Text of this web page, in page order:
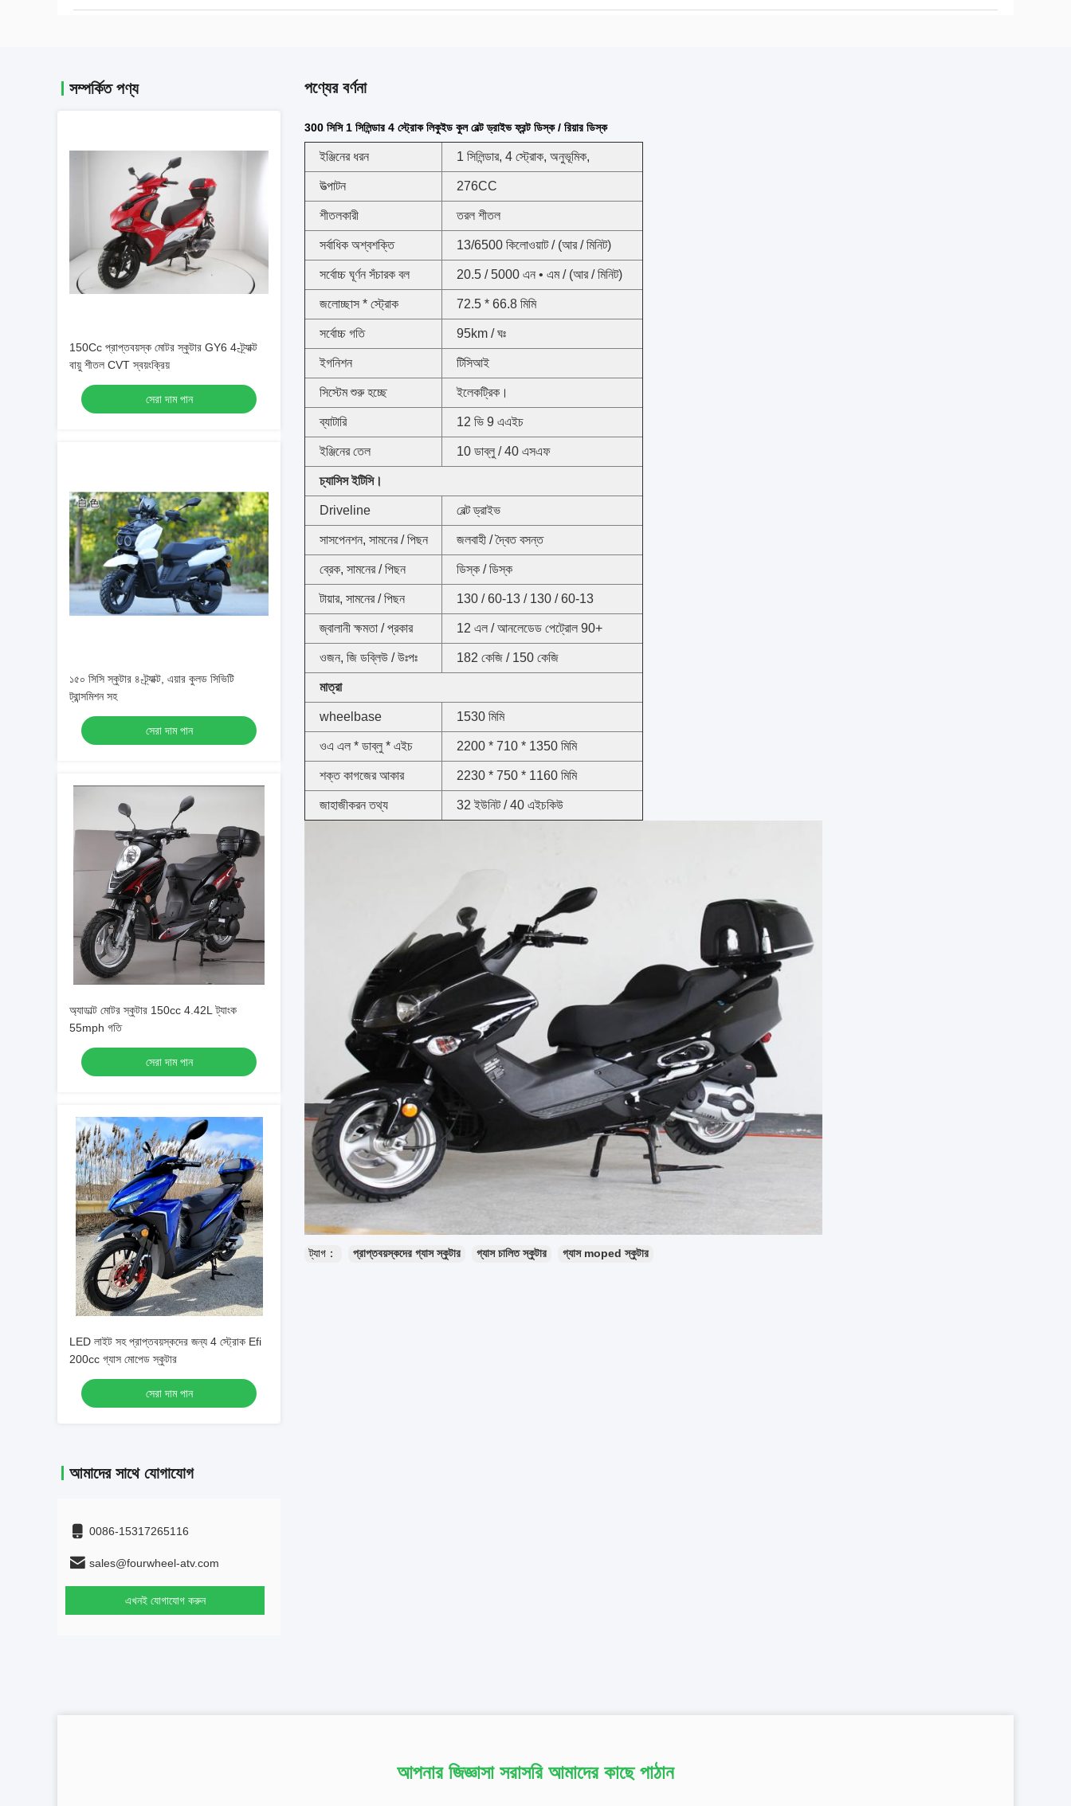
সম্পর্কিত পণ্য
150Cc প্রাপ্তবয়স্ক মোটর স্কুটার GY6 4-ট্র্যাক্ট
বায়ু শীতল CVT স্বয়ংক্রিয়
সেরা দাম পান
১৫০ সিসি স্কুটার ৪-ট্র্যাক্ট, এয়ার কুলড সিভিটি
ট্রান্সমিশন সহ
সেরা দাম পান
অ্যাডাল্ট মোটর স্কুটার 150cc 4.42L ট্যাংক
55mph গতি
সেরা দাম পান
LED লাইট সহ প্রাপ্তবয়স্কদের জন্য 4 স্ট্রোক Efi
200cc গ্যাস মোপেড স্কুটার
সেরা দাম পান
আমাদের সাথে যোগাযোগ
0086-15317265116
sales@fourwheel-atv.com
এখনই যোগাযোগ করুন
পণ্যের বর্ণনা
300 সিসি 1 সিলিন্ডার 4 স্ট্রোক লিকুইড কুল বেল্ট ড্রাইভ ফ্রন্ট ডিস্ক / রিয়ার ডিস্ক
ইঞ্জিনের ধরন 1 সিলিন্ডার, 4 স্ট্রোক, অনুভূমিক,
উত্পাটন 276CC
শীতলকারী তরল শীতল
সর্বাধিক অশ্বশক্তি 13/6500 কিলোওয়াট / (আর / মিনিট)
সর্বোচ্চ ঘূর্ণন সঁচারক বল 20.5 / 5000 এন • এম / (আর / মিনিট)
জলোচ্ছাস * স্ট্রোক 72.5 * 66.8 মিমি
সর্বোচ্চ গতি 95km / ঘঃ
ইগনিশন টিসিআই
সিস্টেম শুরু হচ্ছে ইলেকট্রিক।
ব্যাটারি 12 ভি 9 এএইচ
ইঞ্জিনের তেল 10 ডাব্লু / 40 এসএফ
চ্যাসিস ইটিসি।
Driveline বেল্ট ড্রাইভ
সাসপেনশন, সামনের / পিছন জলবাহী / দ্বৈত বসন্ত
ব্রেক, সামনের / পিছন ডিস্ক / ডিস্ক
টায়ার, সামনের / পিছন 130 / 60-13 / 130 / 60-13
জ্বালানী ক্ষমতা / প্রকার 12 এল / আনলেডেড পেট্রোল 90+
ওজন, জি ডব্লিউ / উঃপঃ 182 কেজি / 150 কেজি
মাত্রা
wheelbase 1530 মিমি
ওএ এল * ডাব্লু * এইচ 2200 * 710 * 1350 মিমি
শক্ত কাগজের আকার 2230 * 750 * 1160 মিমি
জাহাজীকরন তথ্য 32 ইউনিট / 40 এইচকিউ
ট্যাগ： প্রাপ্তবয়স্কদের গ্যাস স্কুটার গ্যাস চালিত স্কুটার গ্যাস moped স্কুটার
আপনার জিজ্ঞাসা সরাসরি আমাদের কাছে পাঠান